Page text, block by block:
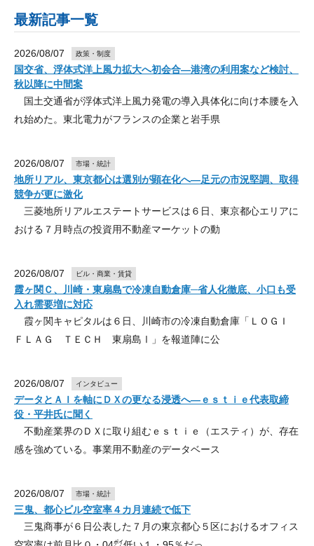
最新記事一覧
2026/08/07 政策・制度
国交省、浮体式洋上風力拡大へ初会合―港湾の利用案など検討、
秋以降に中間案
国土交通省が浮体式洋上風力発電の導入具体化に向け本腰を入
れ始めた。東北電力がフランスの企業と岩手県
2026/08/07 市場・統計
地所リアル、東京都心は選別が顕在化へ―足元の市況堅調、取得
競争が更に激化
三菱地所リアルエステートサービスは６日、東京都心エリアに
おける７月時点の投資用不動産マーケットの動
2026/08/07 ビル・商業・賃貸
霞ヶ関Ｃ、川崎・東扇島で冷凍自動倉庫─省人化徹底、小口も受
入れ需要増に対応
霞ヶ関キャピタルは６日、川崎市の冷凍自動倉庫「ＬＯＧＩ
ＦＬＡＧ ＴＥＣＨ 東扇島Ⅰ」を報道陣に公
2026/08/07 インタビュー
データとＡＩを軸にＤＸの更なる浸透へ―ｅｓｔｉｅ代表取締
役・平井氏に聞く
不動産業界のＤＸに取り組むｅｓｔｉｅ（エスティ）が、存在
感を強めている。事業用不動産のデータベース
2026/08/07 市場・統計
三鬼、都心ビル空室率４カ月連続で低下
三鬼商事が６日公表した７月の東京都心５区におけるオフィス